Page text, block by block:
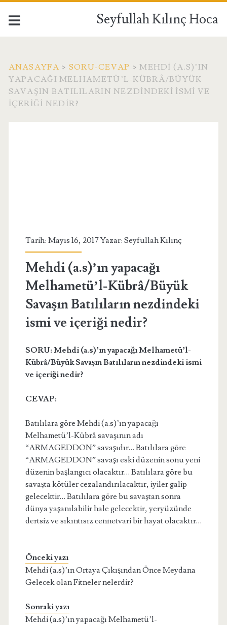
Seyfullah Kılınç Hoca
ANASAYFA > SORU-CEVAP >MEHDI (A.S)’IN
YAPACAĞI MELHAMETÜ’L-KÜBRÂ/BÜYÜK
SAVAŞIN BATILILARIN NEZDINDEKI ISMI VE
IÇERIĞI NEDIR?
Tarih: Mayıs 16, 2017 Yazar: Seyfullah Kılınç
Mehdi (a.s)’ın yapacağı
Melhametü’l-Kübrâ/Büyük
Savaşın Batılıların nezdindeki
ismi ve içeriği nedir?
SORU: Mehdi (a.s)’ın yapacağı Melhametü’l-
Kübrâ/Büyük Savaşın Batılıların nezdindeki ismi
ve içeriği nedir?
CEVAP:
Batılılara göre Mehdi (a.s)’ın yapacağı
Melhametü’l-Kübrâ savaşının adı
“ARMAGEDDON” savaşıdır… Batılılara göre
“ARMAGEDDON” savaşı eski düzenin sonu yeni
düzenin başlangıcı olacaktır… Batılılara göre bu
savaşta kötüler cezalandırılacaktır, iyiler galip
gelecektir… Batılılara göre bu savaştan sonra
dünya yaşanılabilir hale gelecektir, yeryüzünde
dertsiz ve sıkıntısız cennetvari bir hayat olacaktır…
Önceki yazı
Mehdi (a.s)’ın Ortaya Çıkışından Önce Meydana
Gelecek olan Fitneler nelerdir?
Sonraki yazı
Mehdi (a.s)’ın yapacağı Melhametü’l-